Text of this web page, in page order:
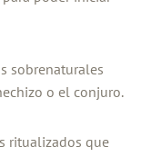
sobrenaturales
o el conjuro.
ritualizados que